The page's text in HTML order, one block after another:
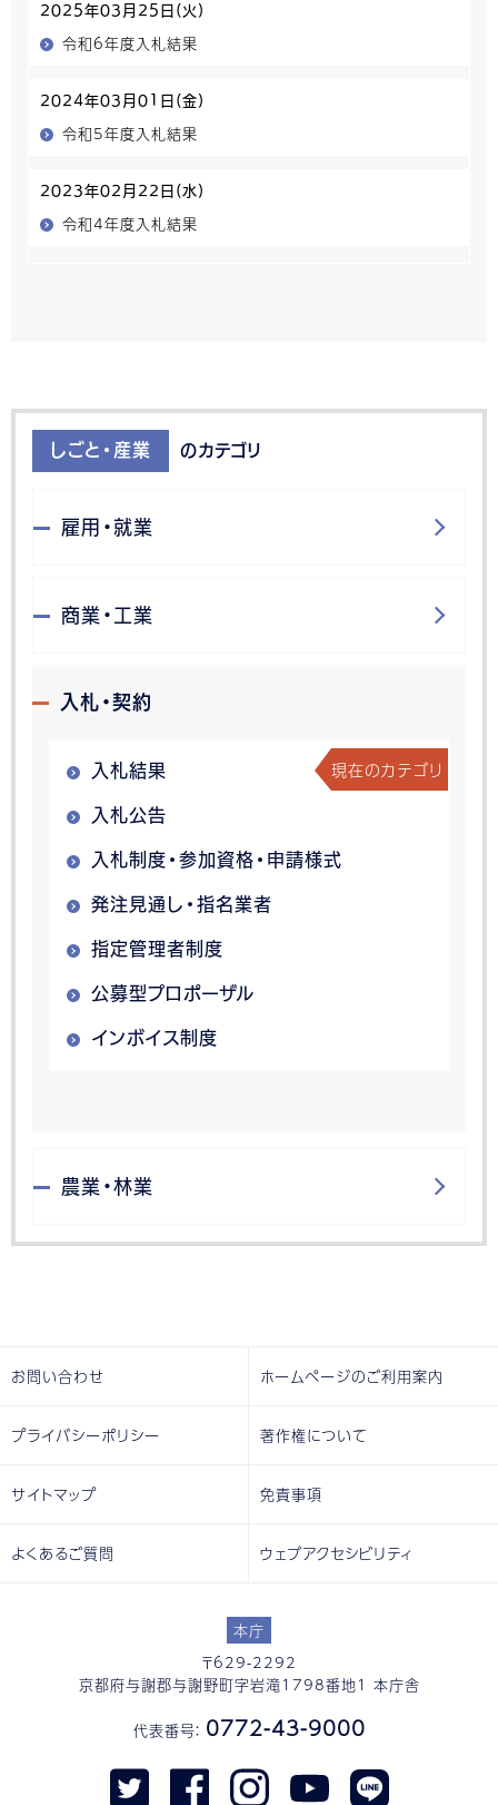
2025年03月25日(火)
令和6年度入札結果
2024年03月01日(金)
令和5年度入札結果
2023年02月22日(水)
令和4年度入札結果
しごと・産業 のカテゴリ
雇用・就業
商業・工業
入札・契約
入札結果 現在のカテゴリ
入札公告
入札制度・参加資格・申請様式
発注見通し・指名業者
指定管理者制度
公募型プロポーザル
インボイス制度
農業・林業
本庁
〒629-2292
京都府与謝郡与謝野町字岩滝1798番地1 本庁舎
代表番号： 0772-43-9000
お問い合わせ ホームページのご利用案内
プライバシーポリシー 著作権について
サイトマップ 免責事項
よくあるご質問 ウェブアクセシビリティ